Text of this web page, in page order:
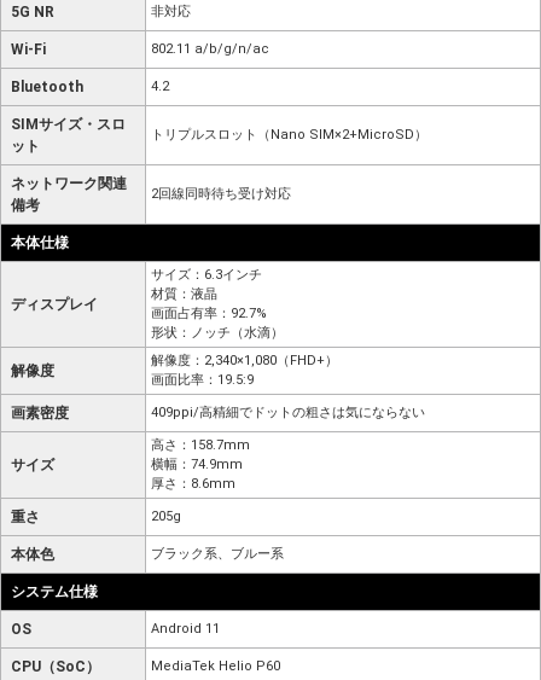
5G NR 非対応
Wi-Fi 802.11 a/b/g/n/ac
Bluetooth 4.2
SIMサイズ・スロ
ット
トリプルスロット（Nano SIM×2+MicroSD）
ネットワーク関連
備考
2回線同時待ち受け対応
本体仕様
ディスプレイ
サイズ：6.3インチ
材質：液晶
画面占有率：92.7%
形状：ノッチ（水滴）
解像度
解像度：2,340×1,080（FHD+）
画面比率：19.5:9
画素密度 409ppi/高精細でドットの粗さは気にならない
サイズ
高さ：158.7mm
横幅：74.9mm
厚さ：8.6mm
重さ 205g
本体色 ブラック系、ブルー系
システム仕様
OS Android 11
CPU（SoC） MediaTek Helio P60